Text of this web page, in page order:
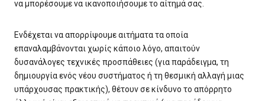
να μπορέσουμε να ικανοποιήσουμε το αίτημά σας.
Ενδέχεται να απορρίψουμε αιτήματα τα οποία
επαναλαμβάνονται χωρίς κάποιο λόγο, απαιτούν
δυσανάλογες τεχνικές προσπάθειες (για παράδειγμα, τη
δημιουργία ενός νέου συστήματος ή τη θεσμική αλλαγή μιας
υπάρχουσας πρακτικής), θέτουν σε κίνδυνο το απόρρητο